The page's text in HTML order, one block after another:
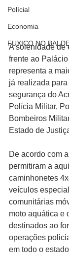
Polícial
Economia
FUXICO NO
A solenidade de
frente ao
representa a
já realizada
segurança do
Polícia Militar,
Bombeiros
Estado de
De acordo com
permitiram a
caminhonetes
veículos
comunitárias
moto aquática e
destinados ao
operações
em todo o